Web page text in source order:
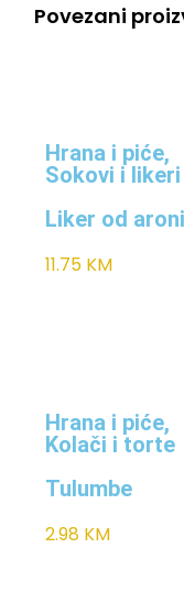
Povezani
Hrana i piće,
Sokovi i likeri
Liker od
11.75 KM
Hrana i piće,
Kolači i torte
Tulumbe
2.98 KM